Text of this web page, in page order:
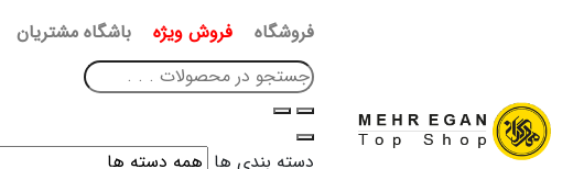
فروشگاه فروش ویژه باشگاه مشتریان
دسته بندی ها